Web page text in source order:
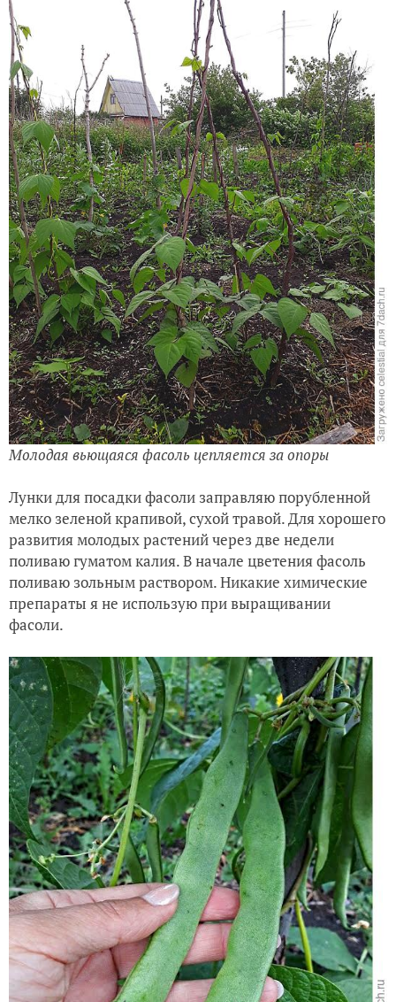
Молодая вьющаяся фасоль цепляется за опоры
Лунки для посадки фасоли заправляю порубленной
мелко зеленой крапивой, сухой травой. Для хорошего
развития молодых растений через две недели
поливаю гуматом калия. В начале цветения фасоль
поливаю зольным раствором. Никакие химические
препараты я не использую при выращивании
фасоли.